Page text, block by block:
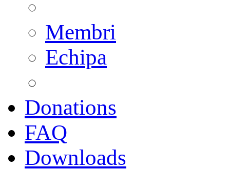
Membri
Echipa
Donations
FAQ
Downloads